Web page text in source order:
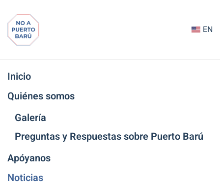
Ir
al
EN
Inicio
Quiénes somos
Galería
Preguntas y Respuestas sobre Puerto Barú
Apóyanos
Noticias